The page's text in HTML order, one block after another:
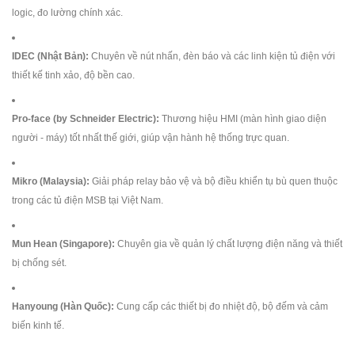
logic, đo lường chính xác.
IDEC (Nhật Bản): Chuyên về nút nhấn, đèn báo và các linh kiện tủ điện với
thiết kế tinh xảo, độ bền cao.
Pro-face (by Schneider Electric): Thương hiệu HMI (màn hình giao diện
người - máy) tốt nhất thế giới, giúp vận hành hệ thống trực quan.
Mikro (Malaysia): Giải pháp relay bảo vệ và bộ điều khiển tụ bù quen thuộc
trong các tủ điện MSB tại Việt Nam.
Mun Hean (Singapore): Chuyên gia về quản lý chất lượng điện năng và thiết
bị chống sét.
Hanyoung (Hàn Quốc): Cung cấp các thiết bị đo nhiệt độ, bộ đếm và cảm
biến kinh tế.